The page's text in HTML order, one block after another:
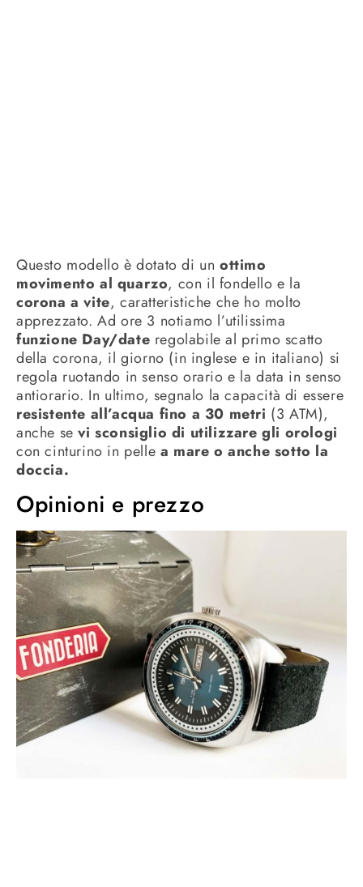
Questo modello è dotato di un ottimo
movimento al quarzo, con il fondello e la
corona a vite, caratteristiche che ho molto
apprezzato. Ad ore 3 notiamo l’utilissima
funzione Day/date regolabile al primo scatto
della corona, il giorno (in inglese e in italiano) si
regola ruotando in senso orario e la data in senso
antiorario. In ultimo, segnalo la capacità di essere
resistente all’acqua fino a 30 metri (3 ATM),
anche sevi sconsiglio di utilizzare gli orologi
con cinturino in pelle a mare o anche sotto la
doccia.
Opinioni e prezzo